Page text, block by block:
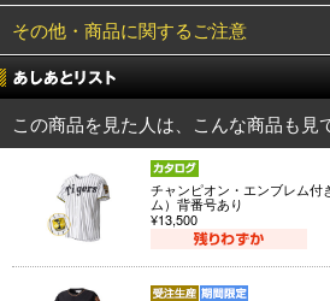
その他・商品に関するご注意
この商品を見た人は、こんな商品も見
チャンピオン・エンブレム付
ム）背番号あり
¥13,500